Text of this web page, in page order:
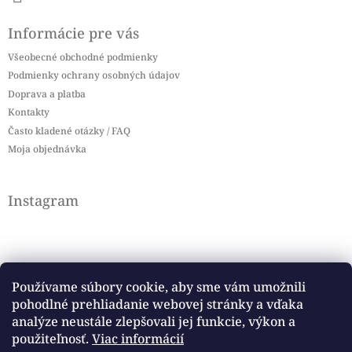
Používame súbory cookie, aby sme vám umožnili
pohodlné prehliadanie webovej stránky a vďaka
analýze neustále zlepšovali jej funkcie, výkon a
použiteľnosť. Viac informácií
Informácie pre vás
Všeobecné obchodné podmienky
Podmienky ochrany osobných údajov
Doprava a platba
Kontakty
Často kladené otázky / FAQ
Moja objednávka
Instagram
Sledovať na Instagrame